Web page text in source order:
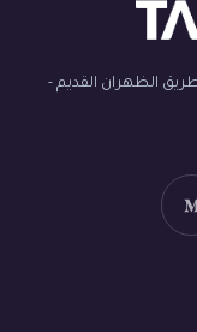
الظهران القديم -